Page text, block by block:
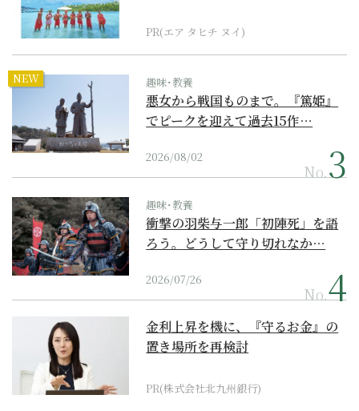
PR(エア タヒチ ヌイ)
NEW 趣味･教養
悪女から戦国ものまで。『篤姫』
でピークを迎えて過去15作…
2026/08/02
No.
趣味･教養
衝撃の羽柴与一郎「初陣死」を語
ろう。どうして守り切れなか…
2026/07/26
No.
金利上昇を機に、『守るお金』の
置き場所を再検討
PR(株式会社北九州銀行)